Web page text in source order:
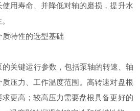
用寿命、并降低对轴的磨损，提升水
特性的选型基础
关键运行参数，包括泵轴的转速、轴
压力、工作温度范围。高转速对盘根
更高；较高压力需要盘根具备更好的